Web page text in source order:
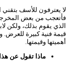
لا يعترفون للأسف
فأتعجب من بعض
الذي يقوم بذلك، ولكن
قيمة فنية كبيرة للعرض.
أهميتها وقيمتها.
ماذا تقول عن هذا